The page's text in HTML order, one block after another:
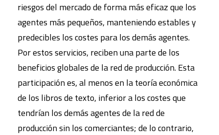
riesgos del mercado de forma más eficaz que los
agentes más pequeños, manteniendo estables y
predecibles los costes para los demás agentes.
Por estos servicios, reciben una parte de los
beneficios globales de la red de producción. Esta
participación es, al menos en la teoría económica
de los libros de texto, inferior a los costes que
tendrían los demás agentes de la red de
producción sin los comerciantes; de lo contrario,